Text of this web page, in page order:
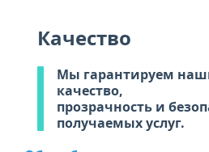
Качество
Мы гарантируем
качество,
прозрачность и
получаемых услуг.